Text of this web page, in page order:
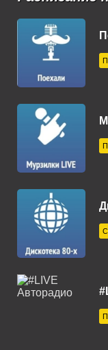
Арсеньев 102.8
Артем 106.1 FM
Архангельск
Астрахань 101.7
Ахтубинск 104.8
Ачинск 88.4 FM
Балаково 105.5
Балашов 100.0
Барнаул 103.9 FM
Бежецк 102.4 FM
Белгород 107.7